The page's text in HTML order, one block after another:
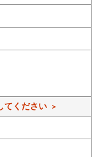
てください